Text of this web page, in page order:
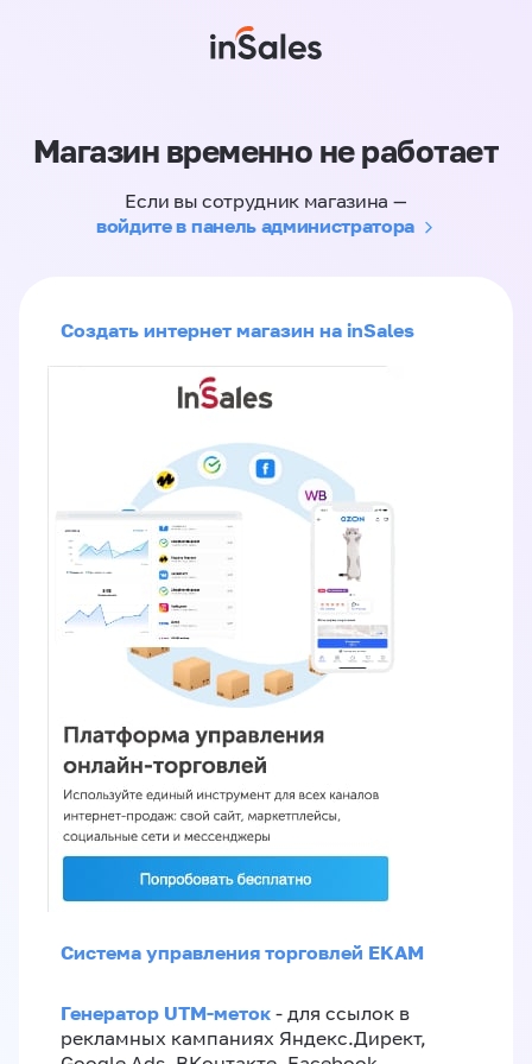
Магазин временно не работает
Если вы сотрудник магазина —
войдите в панель администратора
Создать интернет магазин на inSales
Система управления торговлей EKAM
Генератор UTM-меток - для ссылок в
рекламных кампаниях Яндекс.Директ,